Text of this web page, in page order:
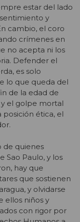
estar del lado
y
cambio, el coro
crímenes en
no acepta ni los
Defender el
es solo
lo que queda del
de la edad de
el golpe mortal
ética, el
de quienes
Sao Paulo, y los
hay que
que sostienen
y olvidarse
ellos niños y
con rigor por